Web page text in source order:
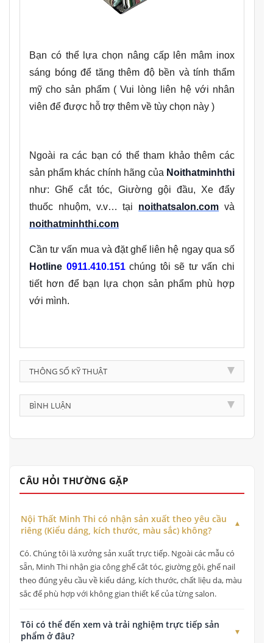
Bạn có thể lựa chọn nâng cấp lên mâm inox
sáng bóng để tăng thêm độ bền và tính thẩm
mỹ cho sản phẩm ( Vui lòng liên hệ với nhân
viên để được hỗ trợ thêm về tùy chọn này )
Ngoài ra các bạn có thể tham khảo thêm các
sản phẩm khác chính hãng của Noithatminhthi
như: Ghế cắt tóc, Giường gội đầu, Xe đẩy
thuốc nhuộm, v.v… tại noithatsalon.com và
noithatminhthi.com
Cần tư vấn mua và đặt ghế liên hệ ngay qua số
Hotline 0911.410.151chúng tôi sẽ tư vấn chi
tiết hơn để bạn lựa chọn sản phẩm phù hợp
với mình.
THÔNG SỐ KỸ THUẬT
BÌNH LUẬN
CÂU HỎI THƯỜNG GẶP
Nội Thất Minh Thi có nhận sản xuất theo yêu cầu
riêng (Kiểu dáng, kích thước, màu sắc) không?
Có. Chúng tôi là xưởng sản xuất trực tiếp. Ngoài các mẫu có
sẵn, Minh Thi nhận gia công ghế cắt tóc, giường gội, ghế nail
theo đúng yêu cầu về kiểu dáng, kích thước, chất liệu da, màu
sắc để phù hợp với không gian thiết kế của từng salon.
Tôi có thể đến xem và trải nghiệm trực tiếp sản
phẩm ở đâu?